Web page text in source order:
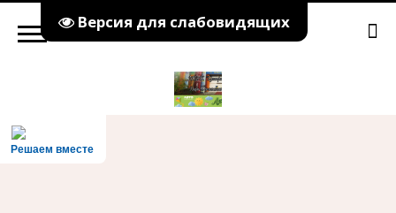
Версия для слабовидящих
Решаем вместе